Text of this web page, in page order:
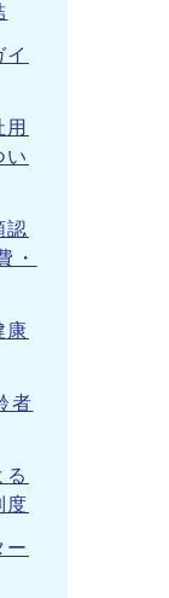
い
認
・
康
者
度
ー